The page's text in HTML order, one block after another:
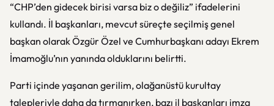
“CHP’den gidecek birisi varsa biz o değiliz” ifadelerini
kullandı. İl başkanları, mevcut süreçte seçilmiş genel
başkan olarakÖzgür Özel ve Cumhurbaşkanı adayı Ekrem
İmamoğlu’nın yanında olduklarını belirtti.
Parti içinde yaşanan gerilim, olağanüstü kurultay
talepleriyle daha da tırmanırken, bazı il başkanları imza